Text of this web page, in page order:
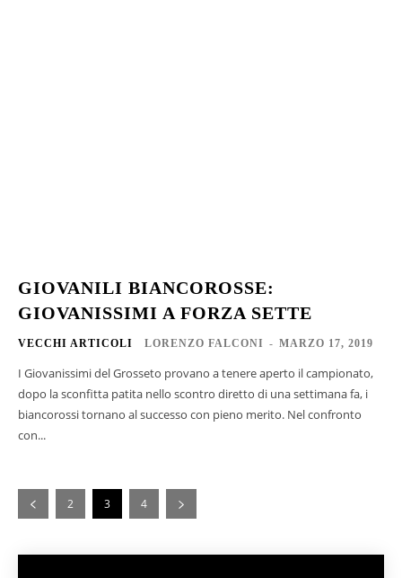
GIOVANILI BIANCOROSSE:
GIOVANISSIMI A FORZA SETTE
VECCHI ARTICOLI LORENZO FALCONI - MARZO 17, 2019
I Giovanissimi del Grosseto provano a tenere aperto il campionato,
dopo la sconfitta patita nello scontro diretto di una settimana fa, i
biancorossi tornano al successo con pieno merito. Nel confronto
con...
2 3 4